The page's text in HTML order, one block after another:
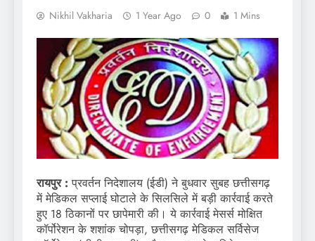
Nikhil Vakharia 1 Year Ago 0 1 Mins
रायपुर : प्रवर्तन निदेशालय (ईडी) ने बुधवार सुबह छत्तीसगढ़
में मेडिकल सप्लाई घोटाले के सिलसिले में बड़ी कार्रवाई करते
हुए 18 ठिकानों पर छापेमारी की। ये कार्रवाई मेसर्स मोक्षित
कॉर्पोरेशन के शशांक चोपड़ा, छत्तीसगढ़ मेडिकल सर्विसेज